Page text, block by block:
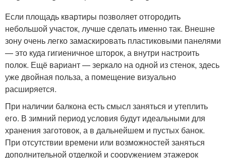
Если площадь квартиры позволяет отгородить
небольшой участок, лучше сделать именно так. Внешне
зону очень легко замаскировать пластиковыми панелями
— это куда гигиеничное шторок, а внутри настроить
полок. Ещё вариант — зеркало на одной из стенок, здесь
уже двойная польза, а помещение визуально
расширяется.
При наличии балкона есть смысл заняться и утеплить
его. В зимний период условия будут идеальными для
хранения заготовок, а в дальнейшем и пустых банок.
При отсутствии времени или возможностей заняться
дополнительной отделкой и сооружением этажерок